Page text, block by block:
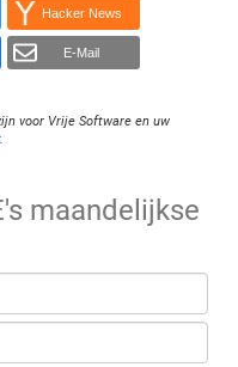
Hacker News
E-Mail
voor Vrije Software en uw
.
maandelijkse